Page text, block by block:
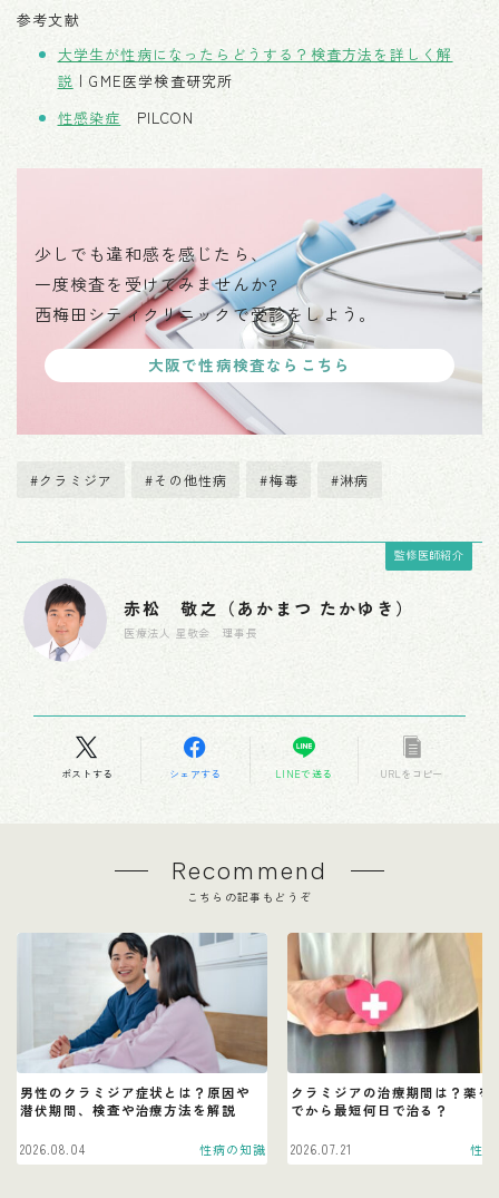
参考文献
大学生が性病になったらどうする？検査方法を詳しく解
説 | GME医学検査研究所
性感染症 PILCON
少しでも違和感を感じたら、
一度検査を受けてみませんか?
西梅田シティクリニックで受診をしよう。
大阪で性病検査ならこちら
#クラミジア #その他性病 #梅毒 #淋病
監修医師紹介
赤松 敬之（あかまつ たかゆき）
医療法人 星敬会 理事長
ポストする シェアする LINEで送る URLをコピー
Recommend
こちらの記事もどうぞ
男性のクラミジア症状とは？原因や
潜伏期間、検査や治療方法を解説
2026.08.04 性病の知識
クラミジアの治療期間は？薬を
でから最短何日で治る？
2026.07.21 性